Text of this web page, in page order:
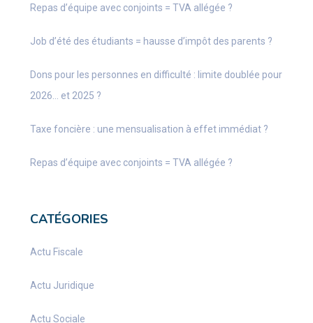
Repas d’équipe avec conjoints = TVA allégée ?
Job d’été des étudiants = hausse d’impôt des parents ?
Dons pour les personnes en difficulté : limite doublée pour
2026… et 2025 ?
Taxe foncière : une mensualisation à effet immédiat ?
Repas d’équipe avec conjoints = TVA allégée ?
CATÉGORIES
Actu Fiscale
Actu Juridique
Actu Sociale